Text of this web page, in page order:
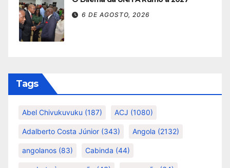
6 DE AGOSTO, 2026
Tags
Abel Chivukuvuku (187) ACJ (1080)
Adalberto Costa Júnior (343) Angola (2132)
angolanos (83) Cabinda (44)